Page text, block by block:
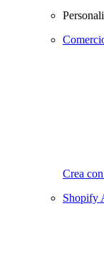
Crea
Shopify